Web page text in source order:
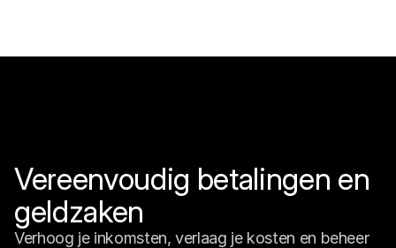
Vereenvoudig betalingen en
geldzaken
Verhoog je inkomsten, verlaag je kosten en beheer